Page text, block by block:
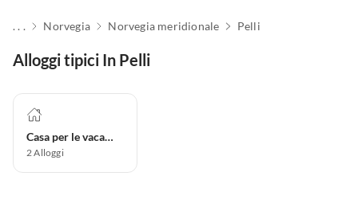
. . . Norvegia Norvegia meridionale Pelli
Alloggi tipici In Pelli
Casa per le vacanze
2Alloggi